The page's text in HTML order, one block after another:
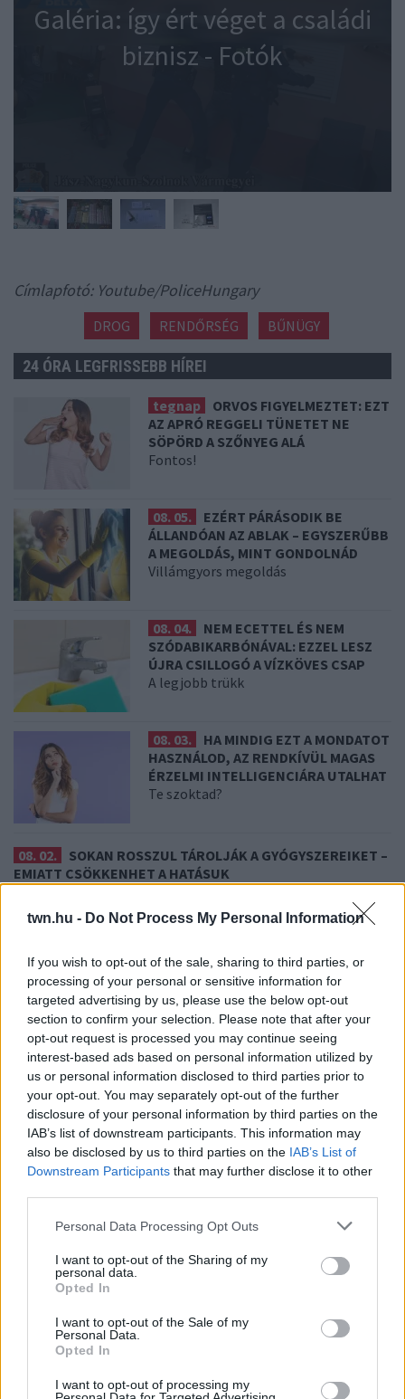
twn.hu - Do Not Process My Personal Information
If you wish to opt-out of the sale, sharing to third parties, or
processing of your personal or sensitive information for
targeted advertising by us, please use the below opt-out
section to confirm your selection. Please note that after your
opt-out request is processed you may continue seeing
interest-based ads based on personal information utilized by
us or personal information disclosed to third parties prior to
your opt-out. You may separately opt-out of the further
disclosure of your personal information by third parties on the
IAB’s list of downstream participants. This information may
also be disclosed by us to third parties on the IAB’s List of
Downstream Participants that may further disclose it to other
Please note that this website/app uses one or more Google
not limited to your visit or usage behaviour. You may click to
grant or deny consent to Google and its third-party tags to
use your data for below specified purposes in below Google
consent section.
Personal Data Processing Opt Outs
I want to opt-out of the Sharing of my
personal data.
Opted In
I want to opt-out of the Sale of my
Personal Data.
Opted In
I want to opt-out of processing my
Galéria: így ért véget a családi
biznisz - Fotók
Címlapfotó: Youtube/PoliceHungary
DROG RENDŐRSÉG BŰNÜGY
24 ÓRA LEGFRISSEBB HÍREI
tegnap
ORVOS FIGYELMEZTET: EZT
AZ APRÓ REGGELI TÜNETET NE
SÖPÖRD A SZŐNYEG ALÁ
Fontos!
08. 05.
EZÉRT PÁRÁSODIK BE
ÁLLANDÓAN AZ ABLAK – EGYSZERŰBB
A MEGOLDÁS, MINT GONDOLNÁD
Villámgyors megoldás
08. 04.
NEM ECETTEL ÉS NEM
SZÓDABIKARBÓNÁVAL: EZZEL LESZ
ÚJRA CSILLOGÓ A VÍZKÖVES CSAP
A legjobb trükk
08. 03.
HA MINDIG EZT A MONDATOT
HASZNÁLOD, AZ RENDKÍVÜL MAGAS
ÉRZELMI INTELLIGENCIÁRA UTALHAT
Te szoktad?
08. 02.
SOKAN ROSSZUL TÁROLJÁK A GYÓGYSZEREIKET –
EMIATT CSÖKKENHET A HATÁSUK
Érdemes odafigyelni rá
08. 01.
EGYRE TÖBB FIATALNÁL JELENTKEZIK EZ A
Erre figyelj!
07. 31.
NEM A CITROMSAV, AZ ECET VAGY A
SZÓDABIKARBÓNA A LEGERŐSEBB: EZT HASZNÁLJÁK A
SZÁLLODÁKBAN A VÍZKŐ ELLEN
Ez a szer tényleg eltünteti a vízkövet
HAGYD A SÓT: EGY CSIPET EBBŐL A FŐZŐVÍZBE,
ÉS SOKKAL FINOMABB LESZ A FŐTT KRUMPLI
Titkos hozzávaló
24 ÓRA TOVÁBBI HÍREI
24 óra